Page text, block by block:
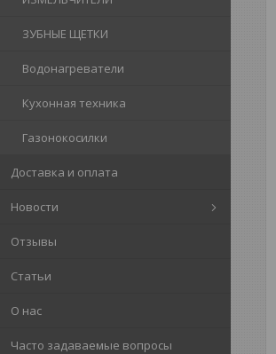
ЗУБНЫЕ ЩЕТКИ
Водонагреватели
Кухонная техника
Газонокосилки
Доставка и оплата
Новости
Отзывы
Статьи
О нас
Часто задаваемые вопросы